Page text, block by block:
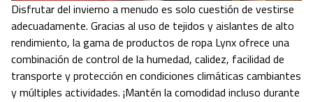
Disfrutar del invierno a menudo es solo cuestión de vestirse
adecuadamente. Gracias al uso de tejidos y aislantes de alto
rendimiento, la gama de productos de ropa Lynx ofrece una
combinación de control de la humedad, calidez, facilidad de
transporte y protección en condiciones climáticas cambiantes
y múltiples actividades. ¡Mantén la comodidad incluso durante